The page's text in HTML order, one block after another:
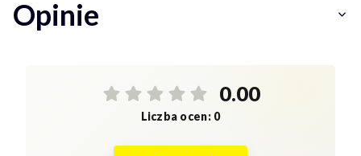
Opinie
0.00
Liczba ocen: 0